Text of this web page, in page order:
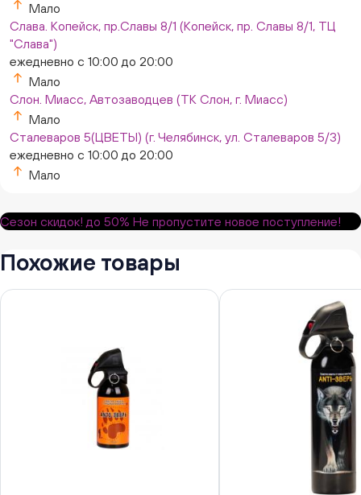
Мало
Слава. Копейск, пр.Славы 8/1 (Копейск, пр. Славы 8/1, ТЦ
"Слава")
ежедневно с 10:00 до 20:00
Мало
Слон. Миасс, Автозаводцев (ТК Слон, г. Миасс)
Мало
Сталеваров 5(ЦВЕТЫ) (г. Челябинск, ул. Сталеваров 5/3)
ежедневно с 10:00 до 20:00
Мало
Сезон скидок! до 50% Не пропустите новое поступление!
Похожие товары